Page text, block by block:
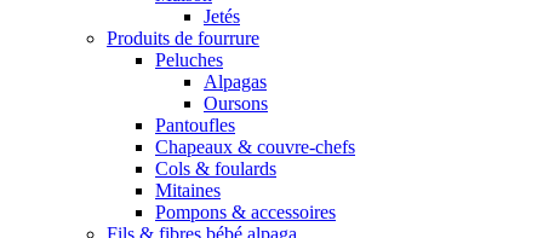
Jetés
Produits de fourrure
Peluches
Alpagas
Oursons
Pantoufles
Chapeaux & couvre-chefs
Cols & foulards
Mitaines
Pompons & accessoires
Fils & fibres bébé alpaga